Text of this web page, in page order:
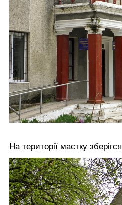
На території маєтку зберігся